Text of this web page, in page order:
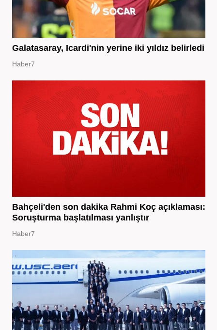
Galatasaray, Icardi'nin yerine iki yıldız belirledi
Haber7
Bahçeli'den son dakika Rahmi Koç açıklaması:
Soruşturma başlatılması yanlıştır
Haber7